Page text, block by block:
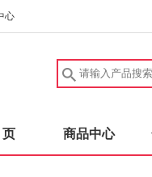
心
页 商品中心